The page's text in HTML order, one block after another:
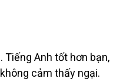
Anh tốt hơn bạn,
cảm thấy ngại.